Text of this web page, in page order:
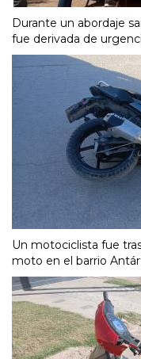
Durante un abordaje
fue derivada de
Un motociclista fue
moto en el barrio